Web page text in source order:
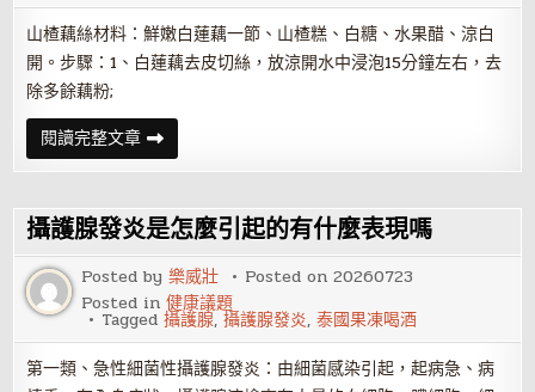
山楂藕絲材料：鮮嫩白蓮藕一節、山楂糕、白糖、水果醋、涼白
開。步驟：1、白蓮藕去皮切絲，放涼開水中浸泡15分鐘左右，去
除多餘藕粉;
閱讀完整文章蓮
藕
讓
人
滋
陰
去
噪
攝護腺發炎是怎麼引起的有什麼表現嗎
Posted by樂威壯 Posted on20260723
Posted in健康議題
Tagged攝護腺,攝護腺發炎,泰國果凍喝酒
第一類、急性細菌性攝護腺發炎：由細菌感染引起，起病急、病